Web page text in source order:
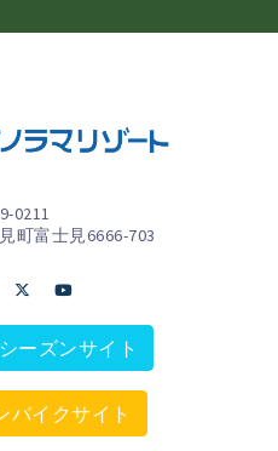
0211
町富士見6666-703
ーズンサイト
バイクサイト